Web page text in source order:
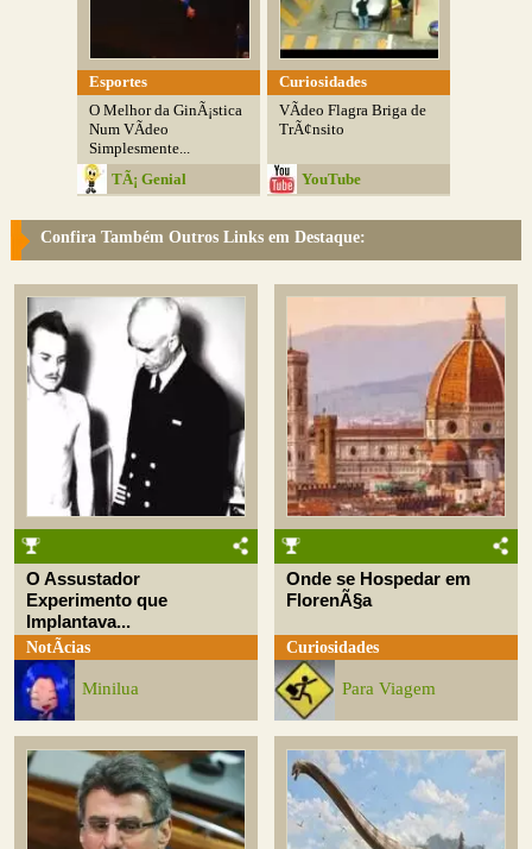
Esportes
O Melhor da GinÃ¡stica
Num VÃ­deo
Simplesmente...
TÃ¡ Genial
Curiosidades
VÃ­deo Flagra Briga de
TrÃ¢nsito
YouTube
Confira Também Outros Links em Destaque:
O Assustador
Experimento que
Implantava...
NotÃ­cias
Minilua
Onde se Hospedar em
FlorenÃ§a
Curiosidades
Para Viagem